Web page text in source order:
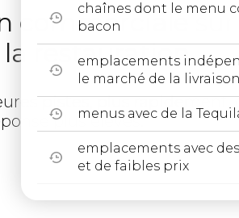
chaînes dont le menu
bacon
emplacements
le marché de la livraison
menus avec de la
emplacements avec
et de faibles prix
commerciale
restauration
pistes, plus rapidement,
plus élevés.